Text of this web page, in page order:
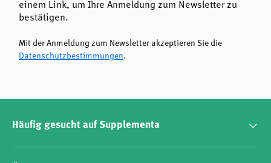
einem Link, um Ihre Anmeldung zum Newsletter zu
bestätigen.
Mit der Anmeldung zum Newsletter akzeptieren Sie die
Datenschutzbestimmungen.
Häufig gesucht auf Supplementa